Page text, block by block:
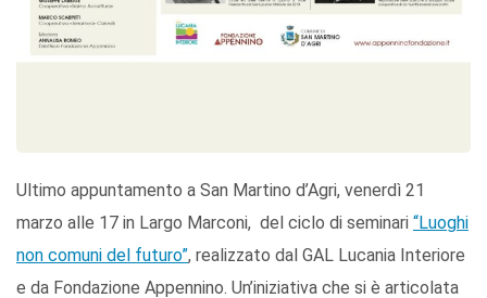
Ultimo appuntamento a San Martino d’Agri, venerdì 21
marzo alle 17 in Largo Marconi, del ciclo di seminari “Luoghi
non comuni del futuro”, realizzato dal GAL Lucania Interiore
e da Fondazione Appennino. Un’iniziativa che si è articolata